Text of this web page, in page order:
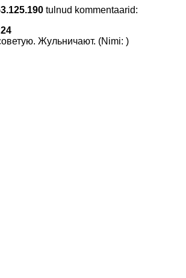
tulnud kommentaarid:
Жульничают. (Nimi: )